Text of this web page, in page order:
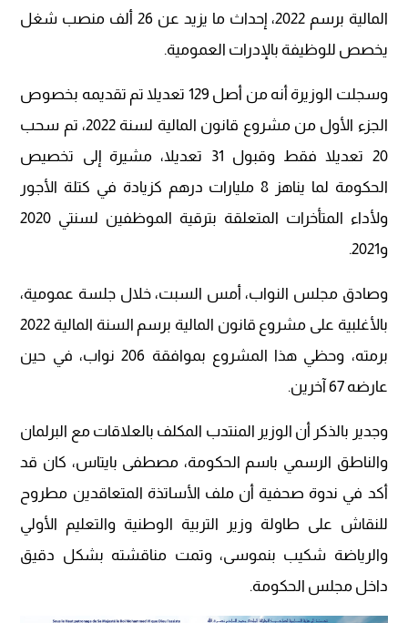
المالية برسم 2022، إحداث ما يزيد عن 26 ألف منصب شغل
يخصص للوظيفة بالإدرات العمومية.
وسجلت الوزيرة أنه من أصل 129 تعديلا تم تقديمه بخصوص
الجزء الأول من مشروع قانون المالية لسنة 2022، تم سحب
20 تعديلا فقط وقبول 31 تعديلا، مشيرة إلى تخصيص
الحكومة لما يناهز 8 مليارات درهم كزيادة في كتلة الأجور
ولأداء المتأخرات المتعلقة بترقية الموظفين لسنتي 2020
و2021.
وصادق مجلس النواب، أمس السبت، خلال جلسة عمومية،
بالأغلبية على مشروع قانون المالية برسم السنة المالية 2022
برمته، وحظي هذا المشروع بموافقة 206 نواب، في حين
عارضه 67 آخرين.
وجدير بالذكر أن الوزير المنتدب المكلف بالعلاقات مع البرلمان
والناطق الرسمي باسم الحكومة، مصطفى بايتاس، كان قد
أكد في ندوة صحفية أن ملف الأساتذة المتعاقدين مطروح
للنقاش على طاولة وزير التربية الوطنية والتعليم الأولي
والرياضة شكيب بنموسى، وتمت مناقشته بشكل دقيق
داخل مجلس الحكومة.